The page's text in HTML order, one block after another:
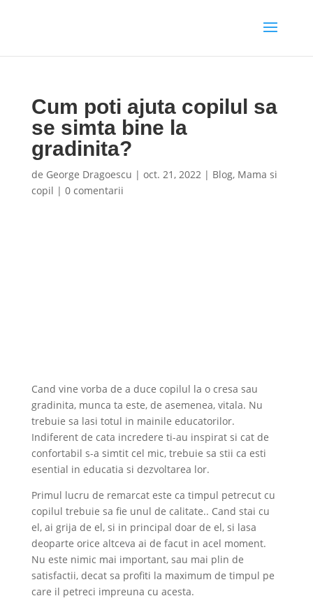
Cum poti ajuta copilul sa
se simta bine la
gradinita?
de George Dragoescu | oct. 21, 2022| Blog, Mama si
copil | 0 comentarii
Cand vine vorba de a duce copilul la o cresa sau
gradinita, munca ta este, de asemenea, vitala. Nu
trebuie sa lasi totul in mainile educatorilor.
Indiferent de cata incredere ti-au inspirat si cat de
confortabil s-a simtit cel mic, trebuie sa stii ca esti
esential in educatia si dezvoltarea lor.
Primul lucru de remarcat este ca timpul petrecut cu
copilul trebuie sa fie unul de calitate.. Cand stai cu
el, ai grija de el, si in principal doar de el, si lasa
deoparte orice altceva ai de facut in acel moment.
Nu este nimic mai important, sau mai plin de
satisfactii, decat sa profiti la maximum de timpul pe
care il petreci impreuna cu acesta.